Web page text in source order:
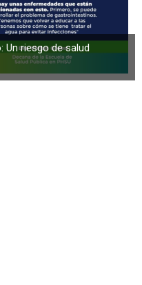
Un riesgo de salud